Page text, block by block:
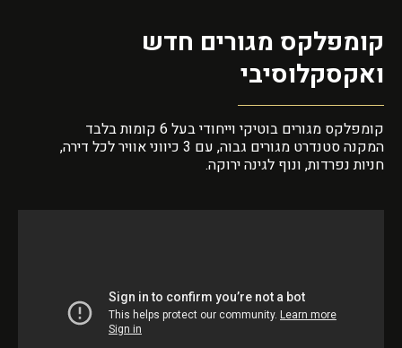
קומפלקס מגורים חדש
ואקסקלוסיבי
קומפלקס מגורים בוטיקי וייחודי בעל 6 קומות בלבד
המקנה סטנדרט מגורים גבוה,
עם 3 כיווני אוויר לכל דירה,
חניות נפרדות, ונוף לגינה ירוקה.